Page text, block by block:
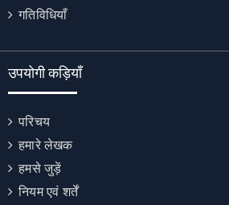
गतिविधियाँ
उपयोगी कड़ियाँ
परिचय
हमारे लेखक
हमसे जुड़ें
नियम एवं शर्तें